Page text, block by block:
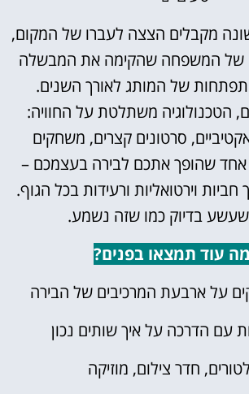
מקבלים הצצה לעברו של המקום,
של המשפחה שהקימה את המבשלה
הטכנולוגיה משתלטת על החוויה:
סרטונים קצרים, משחקים
אחד שהופך אתכם לבירה בעצמכם –
וירטואליות ורעידות בכל הגוף.
בדיוק כמו שזה נשמע.
עוד תמצאו בפנים?
על ארבעת המרכיבים של הבירה
עם הדרכה על איך שותים נכון
חדר צילום, מוזיקה